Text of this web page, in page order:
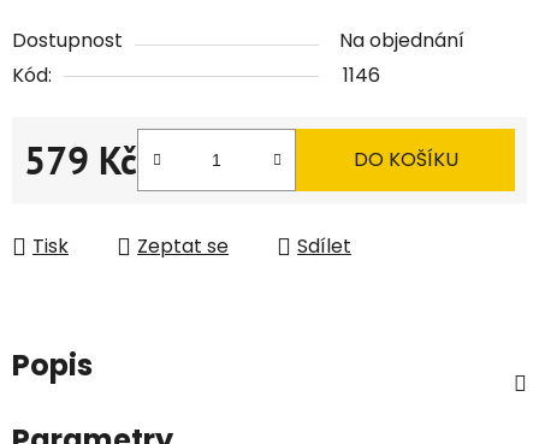
Dostupnost
Na objednání
Kód:
1146
579 Kč
Měrná cena:
DO KOŠÍKU
Tisk Zeptat se Sdílet
Popis